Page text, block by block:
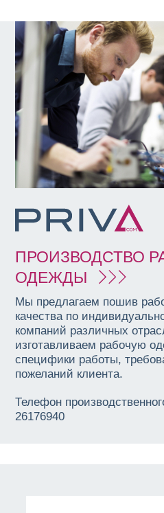
ПРОИЗВОДСТВО
ОДЕЖДЫ
Мы предлагаем пошив
качества по
компаний различных
изготавливаем рабочую
специфики работы,
пожеланий клиента.
Телефон
26176940